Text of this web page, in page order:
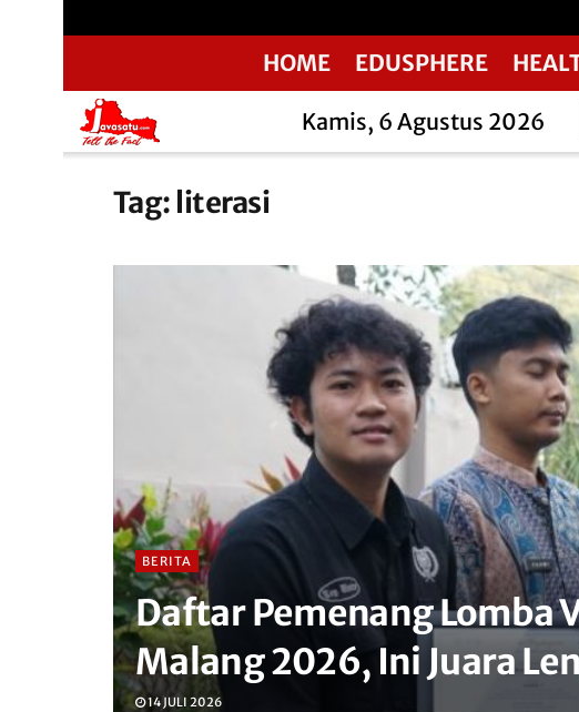
HOME EDUSPHERE
Kamis, 6 Agustus 2026
Tag: literasi
BERITA
Daftar Pemenang Lomba
Malang 2026, Ini Juara
14 JULI 2026